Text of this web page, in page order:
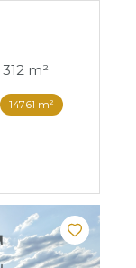
Maison 14 pièce(s) 9 chambre(s) 312 m²
14761 m²